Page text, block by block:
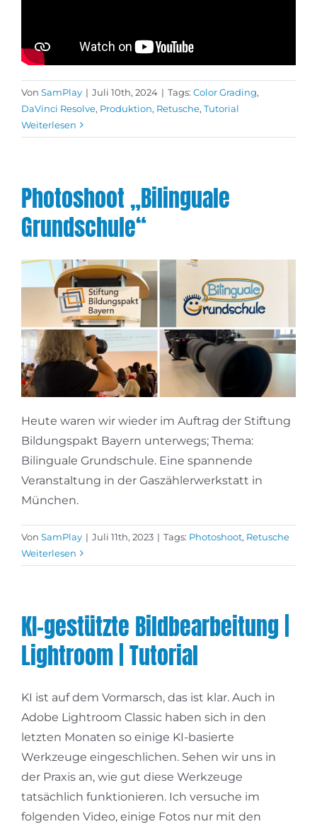
Von SamPlay | Juli 10th, 2024 | Tags: Color Grading,
DaVinci Resolve, Produktion, Retusche, Tutorial
Weiterlesen
Photoshoot „Bilinguale
Grundschule“
Heute waren wir wieder im Auftrag der Stiftung
Bildungspakt Bayern unterwegs; Thema:
Bilinguale Grundschule. Eine spannende
Veranstaltung in der Gaszählerwerkstatt in
München.
Von SamPlay | Juli 11th, 2023 | Tags: Photoshoot, Retusche
Weiterlesen
KI-gestützte Bildbearbeitung |
Lightroom | Tutorial
KI ist auf dem Vormarsch, das ist klar. Auch in
Adobe Lightroom Classic haben sich in den
letzten Monaten so einige KI-basierte
Werkzeuge eingeschlichen. Sehen wir uns in
der Praxis an, wie gut diese Werkzeuge
tatsächlich funktionieren. Ich versuche im
folgenden Video, einige Fotos nur mit den